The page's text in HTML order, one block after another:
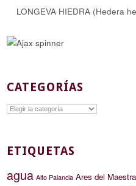
LONGEVA HIEDRA (Hedera
CATEGORÍAS
Categorías
ETIQUETAS
agua Alto Palancia Ares del